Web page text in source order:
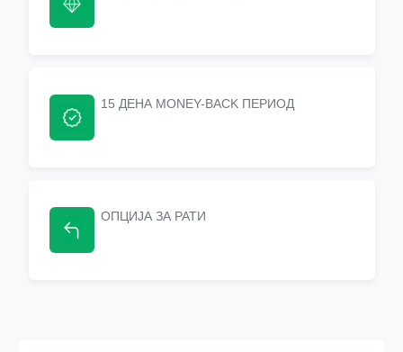
15 ДЕНА МONEY-BACK ПЕРИОД
ОПЦИЈА ЗА РАТИ